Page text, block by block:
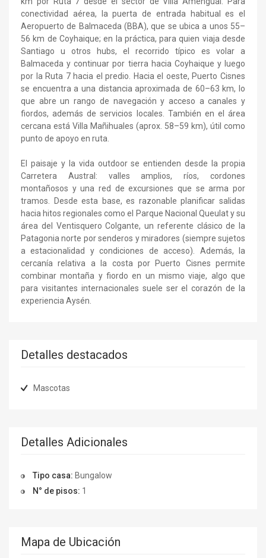
conectividad aérea, la puerta de entrada habitual es el
Aeropuerto de Balmaceda (BBA), que se ubica a unos 55–
56 km de Coyhaique; en la práctica, para quien viaja desde
Santiago u otros hubs, el recorrido típico es volar a
Balmaceda y continuar por tierra hacia Coyhaique y luego
por la Ruta 7 hacia el predio. Hacia el oeste, Puerto Cisnes
se encuentra a una distancia aproximada de 60–63 km, lo
que abre un rango de navegación y acceso a canales y
fiordos, además de servicios locales. También en el área
cercana está Villa Mañihuales (aprox. 58–59 km), útil como
punto de apoyo en ruta.
El paisaje y la vida outdoor se entienden desde la propia
Carretera Austral: valles amplios, ríos, cordones
montañosos y una red de excursiones que se arma por
tramos. Desde esta base, es razonable planificar salidas
hacia hitos regionales como el Parque Nacional Queulat y su
área del Ventisquero Colgante, un referente clásico de la
Patagonia norte por senderos y miradores (siempre sujetos
a estacionalidad y condiciones de acceso). Además, la
cercanía relativa a la costa por Puerto Cisnes permite
combinar montaña y fiordo en un mismo viaje, algo que
para visitantes internacionales suele ser el corazón de la
experiencia Aysén.
Detalles destacados
Mascotas
Detalles Adicionales
Tipo casa: Bungalow
N° de pisos: 1
Mapa de Ubicación